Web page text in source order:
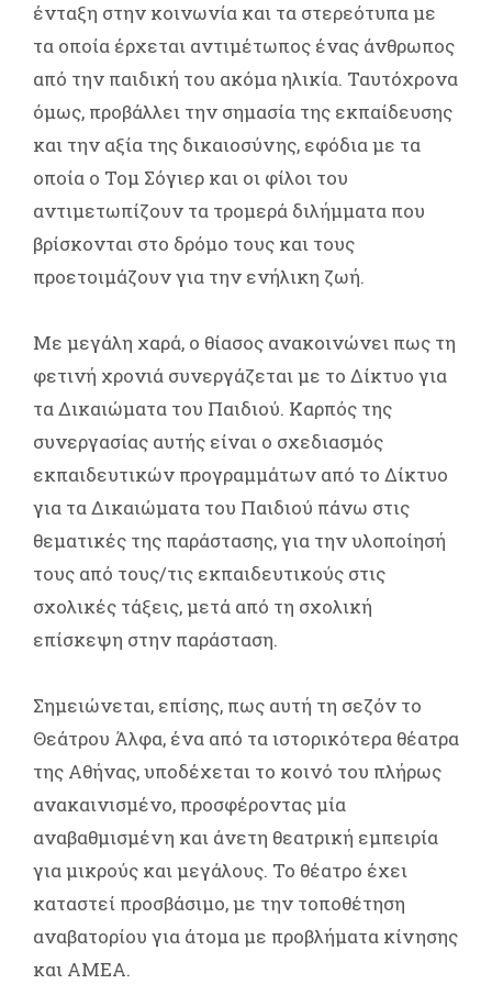
ένταξη στην κοινωνία και τα στερεότυπα με
τα οποία έρχεται αντιμέτωπος ένας άνθρωπος
από την παιδική του ακόμα ηλικία. Ταυτόχρονα
όμως, προβάλλει την σημασία της εκπαίδευσης
και την αξία της δικαιοσύνης, εφόδια με τα
οποία ο Τομ Σόγιερ και οι φίλοι του
αντιμετωπίζουν τα τρομερά διλήμματα που
βρίσκονται στο δρόμο τους και τους
προετοιμάζουν για την ενήλικη ζωή.
Με μεγάλη χαρά, ο θίασος ανακοινώνει πως τη
φετινή χρονιά συνεργάζεται με το Δίκτυο για
τα Δικαιώματα του Παιδιού. Καρπός της
συνεργασίας αυτής είναι ο σχεδιασμός
εκπαιδευτικών προγραμμάτων από το Δίκτυο
για τα Δικαιώματα του Παιδιού πάνω στις
θεματικές της παράστασης, για την υλοποίησή
τους από τους/τις εκπαιδευτικούς στις
σχολικές τάξεις, μετά από τη σχολική
επίσκεψη στην παράσταση.
Σημειώνεται, επίσης, πως αυτή τη σεζόν το
Θεάτρου Άλφα, ένα από τα ιστορικότερα θέατρα
της Αθήνας, υποδέχεται το κοινό του πλήρως
ανακαινισμένο, προσφέροντας μία
αναβαθμισμένη και άνετη θεατρική εμπειρία
για μικρούς και μεγάλους. Το θέατρο έχει
καταστεί προσβάσιμο, με την τοποθέτηση
αναβατορίου για άτομα με προβλήματα κίνησης
και ΑΜΕΑ.